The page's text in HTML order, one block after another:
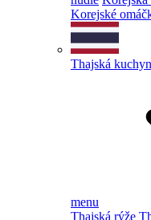
Korejské
Thajská
menu
Thajská rýže